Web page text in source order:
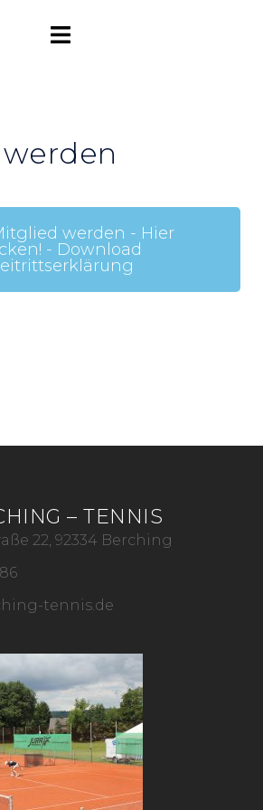
werden - Hier
- Download
– TENNIS
22, 92334 Berching
tennis.de